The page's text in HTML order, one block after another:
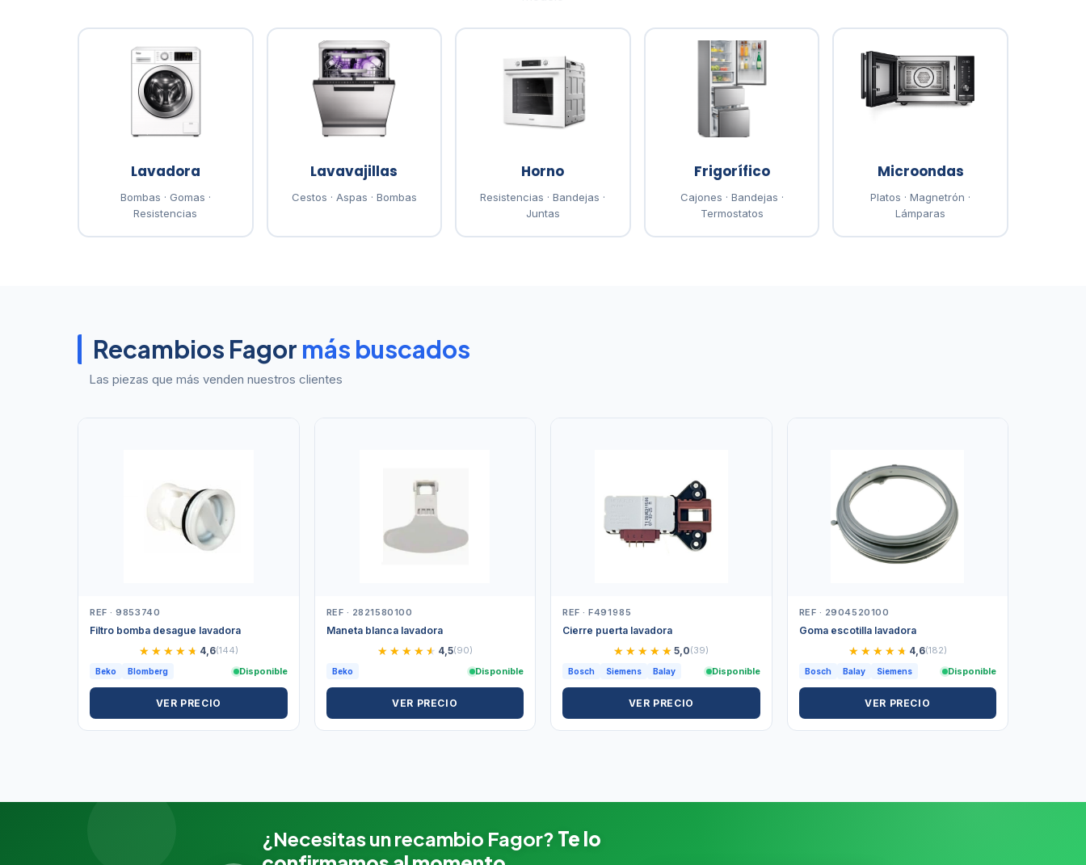
Lavadora
Bombas · Gomas ·
Resistencias
Lavavajillas
Cestos · Aspas · Bombas
Horno
Resistencias · Bandejas ·
Juntas
Frigorífico
Cajones · Bandejas ·
Termostatos
Microondas
Platos · Magnetrón ·
Lámparas
Recambios Fagor más buscados
Las piezas que más venden nuestros clientes
REF · 9853740
Filtro bomba desague lavadora
★★★★★
★★★★★ 4,6(144)
Beko Blomberg Disponible
VER PRECIO
REF · 2821580100
Maneta blanca lavadora
★★★★★
★★★★★ 4,5(90)
Beko Disponible
VER PRECIO
REF · F491985
Cierre puerta lavadora
★★★★★
★★★★★5,0(39)
Bosch Siemens Balay Disponible
VER PRECIO
REF · 2904520100
Goma escotilla lavadora
★★★★★
★★★★★ 4,6(182)
Bosch Balay Siemens Disponible
VER PRECIO
¿Necesitas un recambio Fagor? Te lo